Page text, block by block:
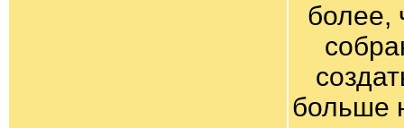
более,
больше